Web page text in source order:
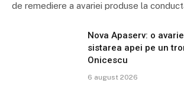
de remediere a avariei produse la
Nova Apaserv: o
sistarea apei pe un
Onicescu
6 august 2026